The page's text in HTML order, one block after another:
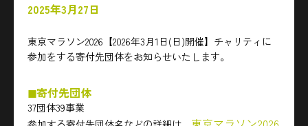
2025年3月27日
東京マラソン2026【2026年3月1日(日)開催】チャリティに
参加をする寄付先団体をお知らせいたします。
◼︎寄付先団体
37団体39事業